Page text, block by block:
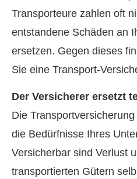
Transporteure zahlen oft
entstandene Schäden an
ersetzen. Gegen dieses
Sie eine Transport-
Der Versicherer ersetzt
Die
die Bedürfnisse Ihres
Versicherbar sind Verlust
transportierten Gütern